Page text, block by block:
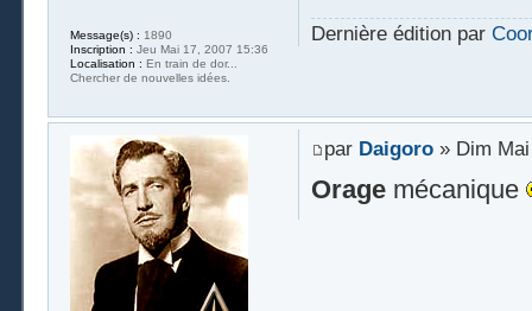
Dernière édition par
Message(s) : 1890
Inscription : Jeu Mai 17, 2007 15:36
Localisation : En train de dor...
Chercher de nouvelles idées.
par Daigoro» Dim Mai
Oragemécanique